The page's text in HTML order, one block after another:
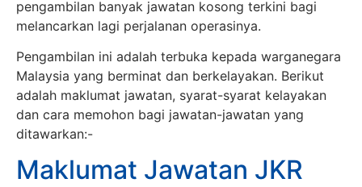
pengambilan banyak jawatan kosong terkini bagi
melancarkan lagi perjalanan operasinya.
Pengambilan ini adalah terbuka kepada warganegara
Malaysia yang berminat dan berkelayakan. Berikut
adalah maklumat jawatan, syarat-syarat kelayakan
dan cara memohon bagi jawatan-jawatan yang
ditawarkan:-
Maklumat Jawatan JKR